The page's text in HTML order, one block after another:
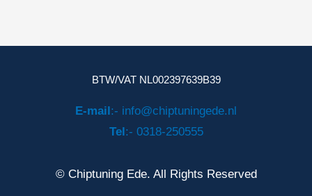
BTW/VAT NL002397639B39
E-mail :- info@chiptuningede.nl
Tel :- 0318-250555
© Chiptuning Ede. All Rights Reserved